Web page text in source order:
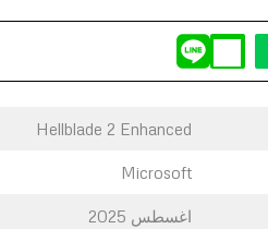
Hellblade 2 Enhanced
Microsoft
اغسطس 2025